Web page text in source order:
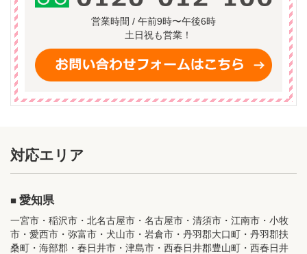
営業時間 / 午前9時〜午後6時
土日祝も営業！
対応エリア
愛知県
一宮市・稲沢市・北名古屋市・名古屋市・清須市・江南市・小牧
市・愛西市・弥富市・犬山市・岩倉市・丹羽郡大口町・丹羽郡扶
桑町・海部郡・春日井市・津島市・西春日井郡豊山町・西春日井